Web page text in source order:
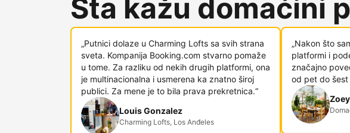
Šta kažu domaćini
„Putnici dolaze u Charming Lofts sa svih strana
sveta. Kompanija Booking.com stvarno pomaže
u tome. Za razliku od nekih drugih platformi, ona
je multinacionalna i usmerena ka znatno široj
publici. Za mene je to bila prava prekretnica.“
Louis Gonzalez
Charming Lofts, Los Anđeles
„Nakon što
platformi i
značajno
od pet do šest